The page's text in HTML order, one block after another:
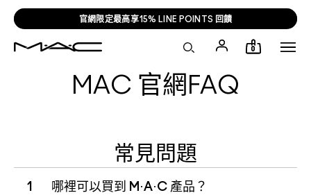
官網限定最高享15% LINE POINTS 回饋
0
MAC 官網FAQ
常見問題
1 哪裡可以買到 M·A·C 產品？